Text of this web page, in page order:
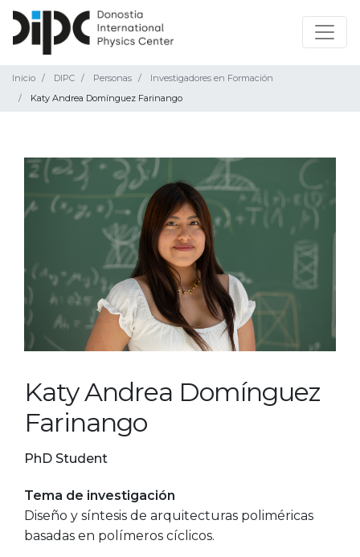
Inicio DIPC Personas
Investigadores en Formación
Katy Andrea Domínguez Farinango
Katy Andrea Domínguez
Farinango
PhD Student
Tema de investigación
Diseño y síntesis de arquitecturas poliméricas
basadas en polímeros cíclicos.